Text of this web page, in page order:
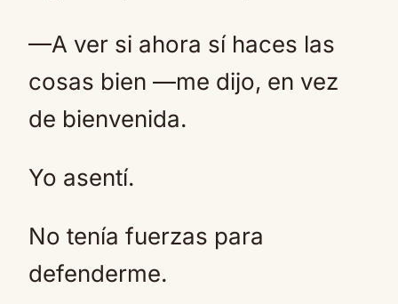
—A ver si ahora sí haces las
cosas bien —me dijo, en vez
de bienvenida.
Yo asentí.
No tenía fuerzas para
defenderme.